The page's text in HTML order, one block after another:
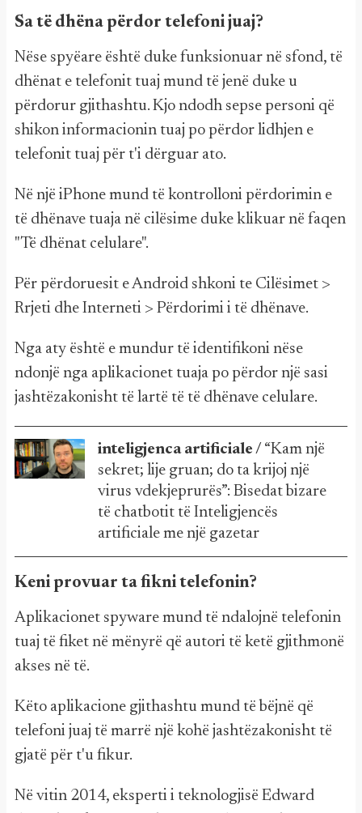
Sa të dhëna përdor telefoni juaj?
Nëse spyëare është duke funksionuar në sfond, të
dhënat e telefonit tuaj mund të jenë duke u
përdorur gjithashtu. Kjo ndodh sepse personi që
shikon informacionin tuaj po përdor lidhjen e
telefonit tuaj për t'i dërguar ato.
Në një iPhone mund të kontrolloni përdorimin e
të dhënave tuaja në cilësime duke klikuar në faqen
"Të dhënat celulare".
Për përdoruesit e Android shkoni te Cilësimet >
Rrjeti dhe Interneti > Përdorimi i të dhënave.
Nga aty është e mundur të identifikoni nëse
ndonjë nga aplikacionet tuaja po përdor një sasi
jashtëzakonisht të lartë të të dhënave celulare.
inteligjenca artificiale / “Kam një
sekret; lije gruan; do ta krijoj një
virus vdekjeprurës”: Bisedat bizare
të chatbotit të Inteligjencës
artificiale me një gazetar
Keni provuar ta fikni telefonin?
Aplikacionet spyware mund të ndalojnë telefonin
tuaj të fiket në mënyrë që autori të ketë gjithmonë
akses në të.
Këto aplikacione gjithashtu mund të bëjnë që
telefoni juaj të marrë një kohë jashtëzakonisht të
gjatë për t'u fikur.
Në vitin 2014, eksperti i teknologjisë Edward